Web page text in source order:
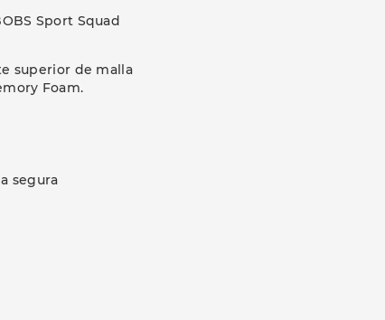
Sport Squad
superior de malla
Foam.
segura